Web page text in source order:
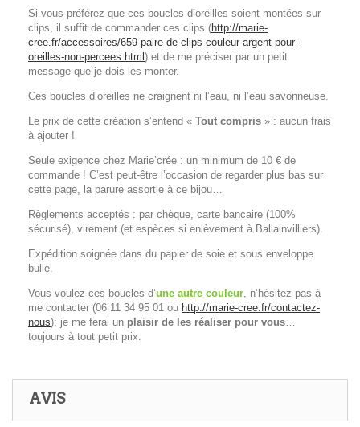
Si vous préférez que ces boucles d’oreilles soient montées sur
clips, il suffit de commander ces clips (http://marie-
cree.fr/accessoires/659-paire-de-clips-couleur-argent-pour-
oreilles-non-percees.html ) et de me préciser par un petit
message que je dois les monter.
Ces boucles d’oreilles ne craignent ni l’eau, ni l’eau savonneuse.
Le prix de cette création s’entend « Tout compris » : aucun frais
à ajouter !
Seule exigence chez Marie’crée : un minimum de 10 € de
commande ! C’est peut-être l’occasion de regarder plus bas sur
cette page, la parure assortie à ce bijou…
Règlements acceptés : par chèque, carte bancaire (100%
sécurisé), virement (et espèces si enlèvement à Ballainvilliers).
Expédition soignée dans du papier de soie et sous enveloppe
bulle.
Vous voulez ces boucles d’une autre couleur, n’hésitez pas à
me contacter (06 11 34 95 01 ou http://marie-cree.fr/contactez-
nous); je me ferai un plaisir de les réaliser pour vous…
toujours à tout petit prix.
AVIS